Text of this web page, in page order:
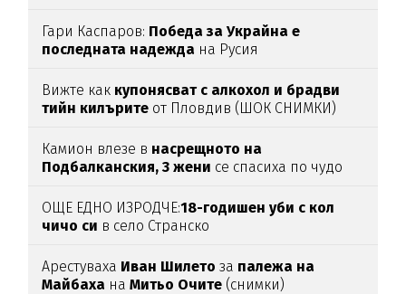
Гари Каспаров: Победа за Украйна е
последната надежда на Русия
Вижте как купонясват с алкохол и брадви
тийн килърите от Пловдив (ШОК СНИМКИ)
Камион влезе в насрещното на
Подбалканския, 3 жени се спасиха по чудо
ОЩЕ ЕДНО ИЗРОДЧЕ:18-годишен уби с кол
чичо си в село Странско
Арестуваха Иван Шилетоза палежа на
Майбаха наМитьо Очите (снимки)